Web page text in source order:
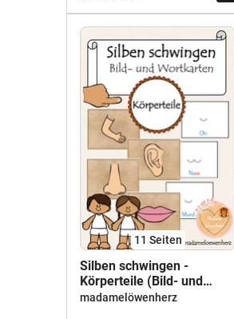
11 Seiten
Silben schwingen -
Körperteile (Bild- und
Wortkarten)
madamelöwenherz